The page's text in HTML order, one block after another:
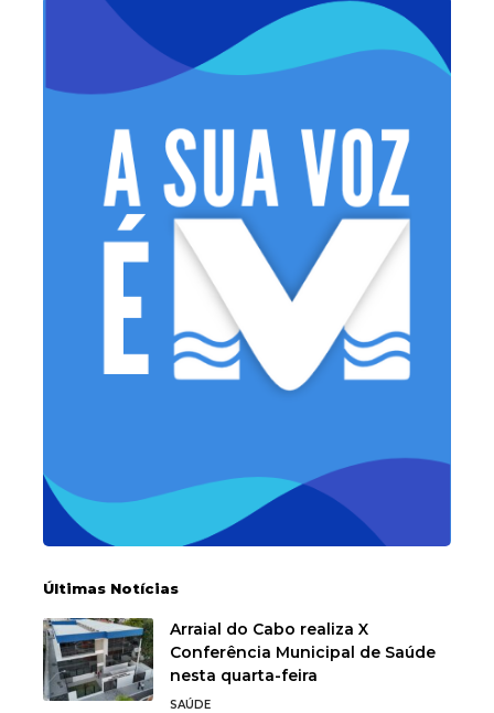
Últimas Notícias
Arraial do Cabo realiza X
Conferência Municipal de Saúde
nesta quarta-feira
SAÚDE